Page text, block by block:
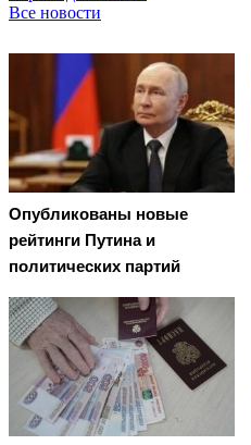
Все новости
Опубликованы новые
рейтинги Путина и
политических партий